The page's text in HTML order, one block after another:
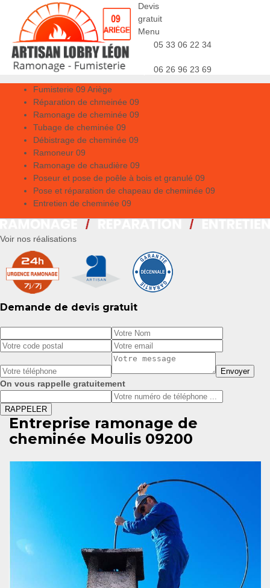
Devis
gratuit
Menu
05 33 06 22 34
06 26 96 23 69
Fumisterie 09 Ariège
Réparation de chmeinée 09
Ramonage de cheminée 09
Tubage de cheminée 09
Débistrage de cheminée 09
Ramoneur 09
Ramonage de chaudière 09
Poseur et pose de poêle à bois et granulé 09
Pose et réparation de chapeau de cheminée 09
Entretien de cheminée 09
Voir nos réalisations
Demande de devis gratuit
On vous rappelle gratuitement
Entreprise ramonage de
cheminée Moulis 09200